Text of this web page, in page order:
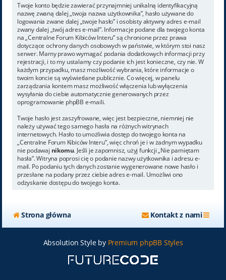
Twoje konto będzie zawierać przynajmniej unikalną identyfikacyjną
nazwę zwaną dalej „twoja nazwa użytkownika”, hasło używane do
logowania zwane dalej „twoje hasło” i osobisty aktywny adres e-mail
zwany dalej „twój adres e-mail”. Informacje podane dla twojego konta
na „Centralne Forum Kibiców Interu” są chronione przez prawa
dotyczące ochrony danych osobowych w państwie, w którym stoi nasz
serwer. Mamy prawo wymagać podania dodatkowych informacji przy
rejestracji, i to my ustalamy czy podanie ich jest konieczne, czy nie. W
każdym przypadku, masz możliwość wybrania, które informacje o
twoim koncie są wyświetlane publicznie. Co więcej, w panelu
zarządzania kontem masz możliwość włączenia lub wyłączenia
wysyłania do ciebie automatycznie generowanych przez
oprogramowanie phpBB e-maili.
Twoje hasło jest zaszyfrowane, więc jest bezpieczne, niemniej nie
należy używać tego samego hasła na różnych witrynach
internetowych. Hasło to umożliwia dostęp do twojego konta na
„Centralne Forum Kibiców Interu”, więc chroń je i w żadnym wypadku
nie podawaj nikomu. Jeśli je zapomnisz, użyj funkcji „Nie pamiętam
hasła”. Witryna poprosi cię o podanie nazwy użytkownika i adresu e-
mail. Po podaniu tych danych zostanie wygenerowane nowe hasło i
przesłane na podany przez ciebie adres e-mail. Umożliwi ono
odzyskanie dostępu do twojego konta.
Strona główna Kontakt z nami
Absolution Style by Premium phpBB Styles